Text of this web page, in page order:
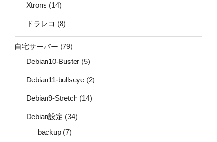
Xtrons (14)
ドラレコ (8)
自宅サーバー (79)
Debian10-Buster (5)
Debian11-bullseye (2)
Debian9-Stretch (14)
Debian設定 (34)
backup (7)